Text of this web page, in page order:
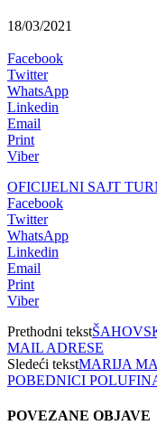
18/03/2021
Facebook
Twitter
WhatsApp
Linkedin
Email
Print
Viber
OFICIJELNI SAJT
Facebook
Twitter
WhatsApp
Linkedin
Email
Print
Viber
Prethodni tekst
MAIL ADRESE
Sledeći tekstMARIJA
POBEDNICI
POVEZANE OBJAVE